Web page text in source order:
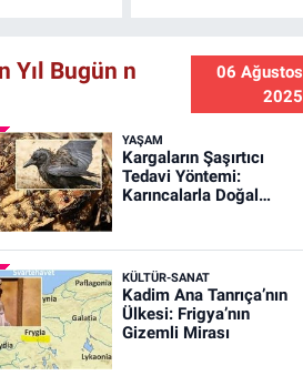
Yıl Bugün n
06 Ağustos
2025
YAŞAM
Kargaların Şaşırtıcı
Tedavi Yöntemi:
Karıncalarla Doğal
KÜLTÜR-SANAT
Kadim Ana Tanrıça’nın
Ülkesi: Frigya’nın
Gizemli Mirası